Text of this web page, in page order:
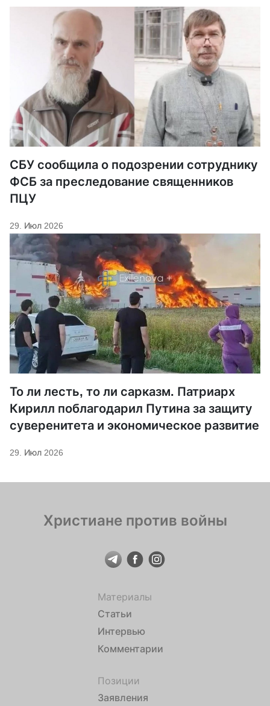
СБУ сообщила о подозрении сотруднику
ФСБ за преследование священников
ПЦУ
29. Июл 2026
То ли лесть, то ли сарказм. Патриарх
Кирилл поблагодарил Путина за защиту
суверенитета и экономическое развитие
29. Июл 2026
Христиане против войны
Материалы
Статьи
Интервью
Комментарии
Позиции
Заявления